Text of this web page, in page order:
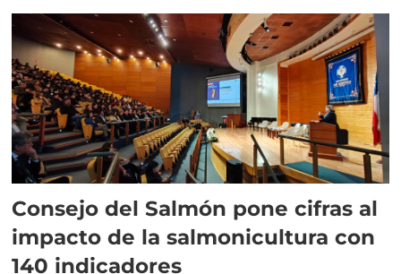
Consejo del Salmón pone cifras al
impacto de la salmonicultura con
140 indicadores